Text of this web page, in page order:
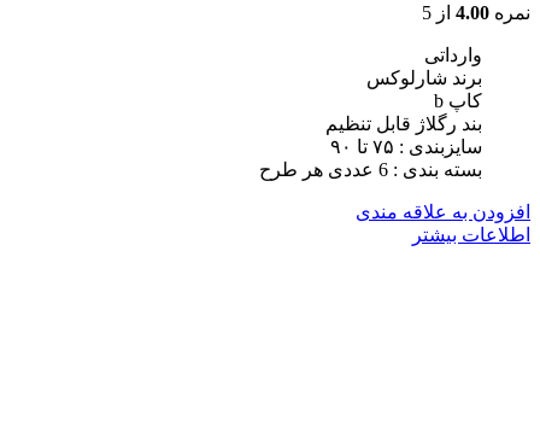
نمره 4.00 از 5
وارداتی
برند شارلوکس
کاپ b
بند رگلاژ قابل تنظیم
سایزبندی : ٧۵ تا ٩٠
بسته بندی : 6 عددی هر طرح
افزودن به علاقه مندی
اطلاعات بیشتر